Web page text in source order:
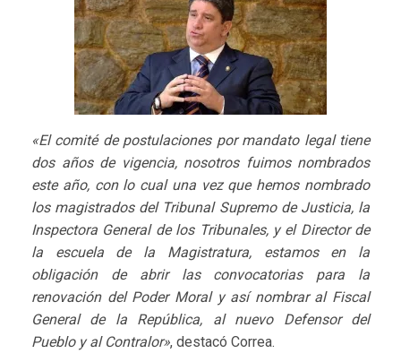
«El comité de postulaciones por mandato legal tiene
dos años de vigencia, nosotros fuimos nombrados
este año, con lo cual una vez que hemos nombrado
los magistrados del Tribunal Supremo de Justicia, la
Inspectora General de los Tribunales, y el Director de
la escuela de la Magistratura, estamos en la
obligación de abrir las convocatorias para la
renovación del Poder Moral y así nombrar al Fiscal
General de la República, al nuevo Defensor del
Pueblo y al Contralor», destacó Correa.